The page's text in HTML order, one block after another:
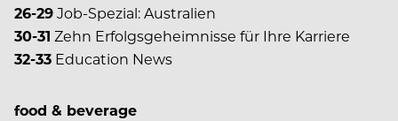
26-29Job-Spezial: Australien
30-31 Zehn Erfolgsgeheimnisse für Ihre Karriere
32-33 Education News
food & beverage